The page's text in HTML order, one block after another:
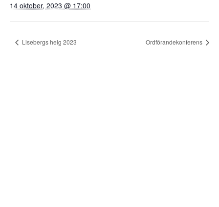
14 oktober, 2023 @ 17:00
Lisebergs helg 2023 Ordförandekonferens